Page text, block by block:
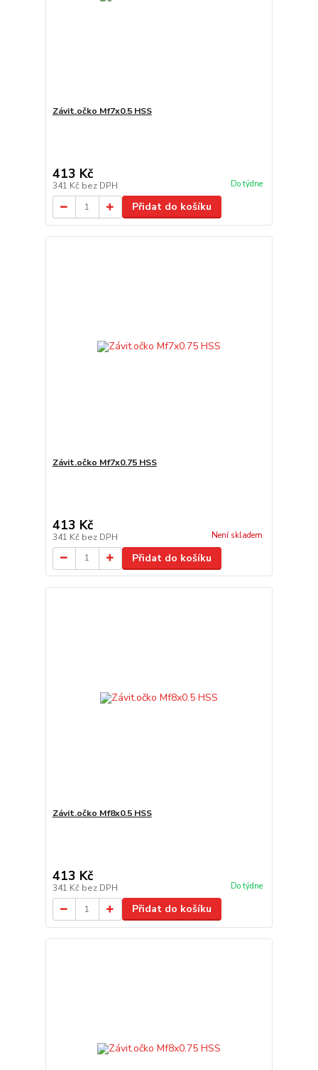
Závit.očko Mf7x0.5 HSS
413 Kč
341 Kč bez DPH Do týdne
Přidat do košíku
Závit.očko Mf7x0.75 HSS
413 Kč
341 Kč bez DPH Není skladem
Přidat do košíku
Závit.očko Mf8x0.5 HSS
413 Kč
341 Kč bez DPH Do týdne
Přidat do košíku